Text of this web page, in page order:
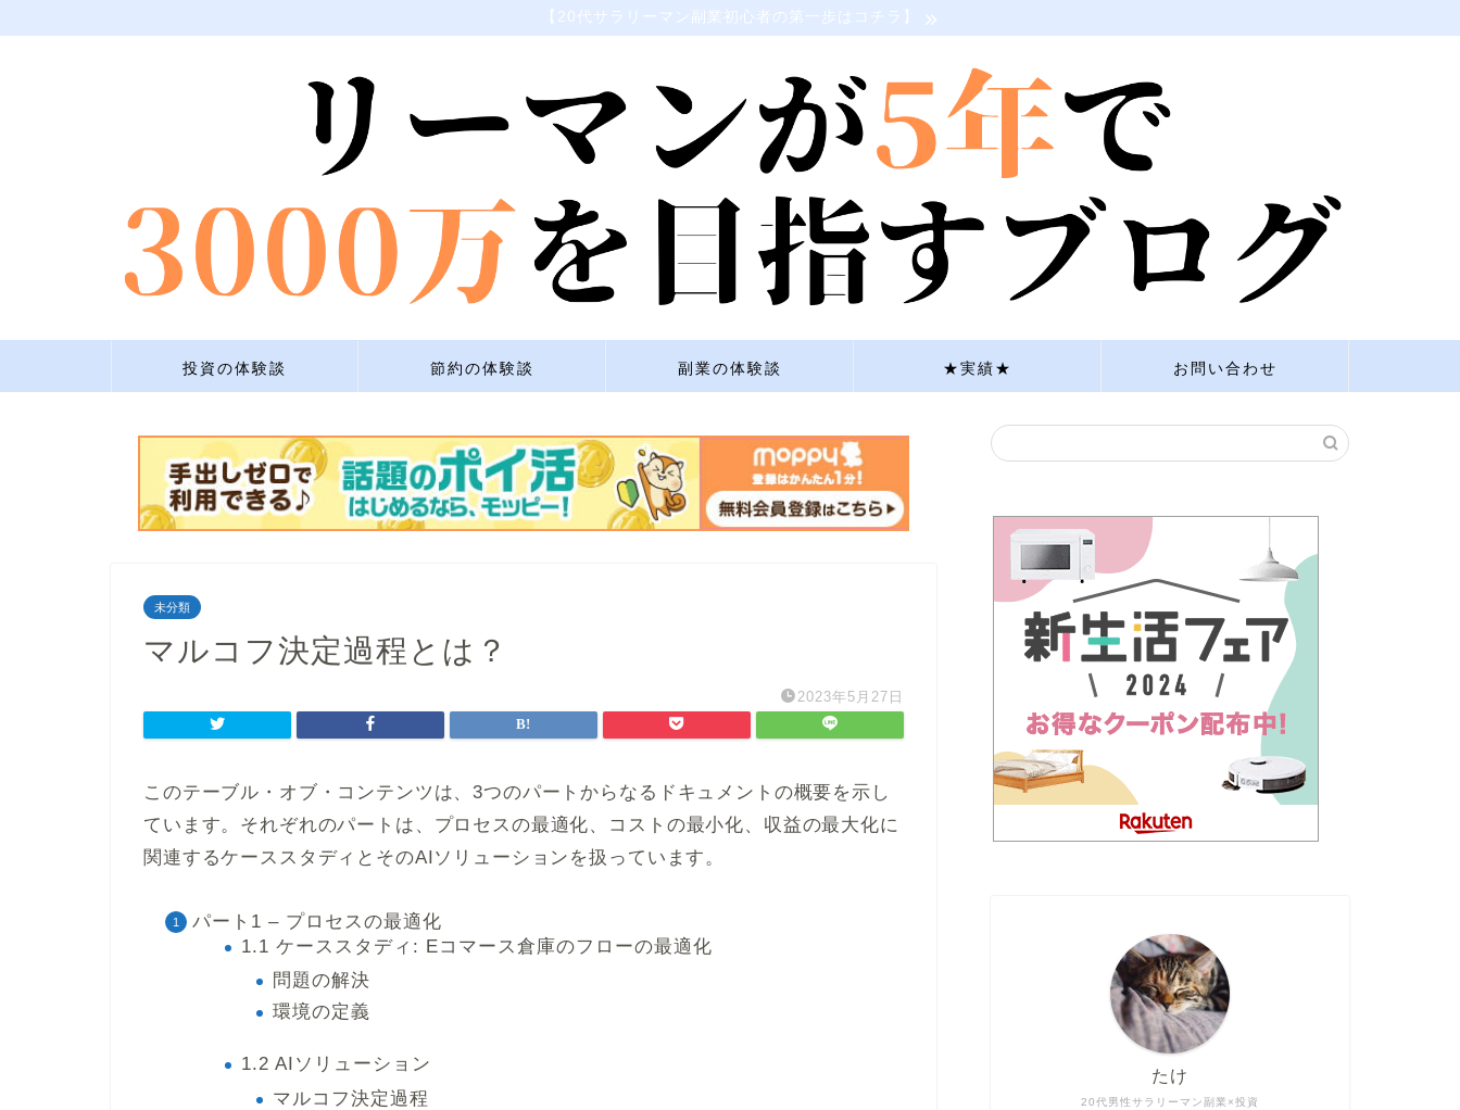
【20代サラリーマン副業初心者の第一歩はコチラ】
投資の体験談 節約の体験談 副業の体験談 ★実績★ お問い合わせ
未分類
マルコフ決定過程とは？
2023年5月27日
このテーブル・オブ・コンテンツは、3つのパートからなるドキュメントの概要を示し
ています。それぞれのパートは、プロセスの最適化、コストの最小化、収益の最大化に
関連するケーススタディとそのAIソリューションを扱っています。
パート1 – プロセスの最適化
1.1 ケーススタディ: Eコマース倉庫のフローの最適化
問題の解決
環境の定義
1.2 AIソリューション
マルコフ決定過程
20代男性サラリーマン副業×投資
たけ